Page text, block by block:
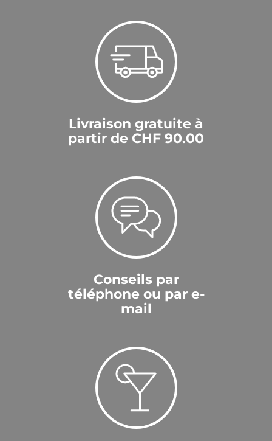
Livraison gratuite à
partir de CHF 90.00
Conseils par
téléphone ou par e-
mail